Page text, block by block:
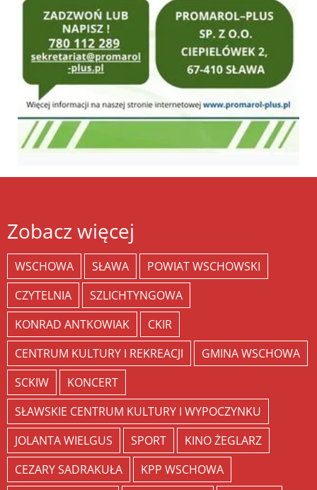
Zobacz więcej
WSCHOWA SŁAWA
POWIAT WSCHOWSKI
CZYTELNIA
SZLICHTYNGOWA
KONRAD ANTKOWIAK
CKIR
CENTRUM KULTURY I REKREACJI
GMINA WSCHOWA
SCKIW
KONCERT
SŁAWSKIE CENTRUM KULTURY I WYPOCZYNKU
JOLANTA WIELGUS
SPORT
KINO ŻEGLARZ
CEZARY SADRAKUŁA
KPP WSCHOWA